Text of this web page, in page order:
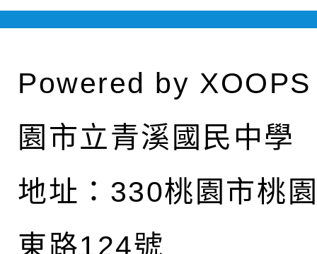
Powered by XOOPS
園市立青溪國民中學
地址： 330桃園市桃
東路124號